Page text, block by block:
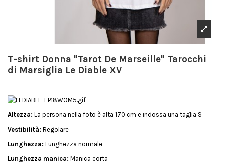
T-shirt Donna "Tarot De Marseille" Tarocchi
di Marsiglia Le Diable XV
Altezza: La persona nella foto è alta 170 cm e indossa una taglia S
Vestibilità: Regolare
Lunghezza: Lunghezza normale
Lunghezza manica: Manica corta